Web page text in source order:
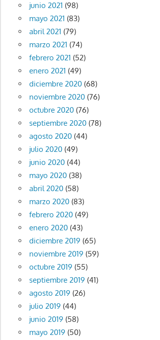
junio 2021 (98)
mayo 2021 (83)
abril 2021 (79)
marzo 2021 (74)
febrero 2021 (52)
enero 2021 (49)
diciembre 2020(68)
noviembre 2020(76)
octubre 2020(76)
septiembre 2020(78)
agosto 2020(44)
julio 2020(49)
junio 2020(44)
mayo 2020(38)
abril 2020(58)
marzo 2020(83)
febrero 2020(49)
enero 2020(43)
diciembre 2019 (65)
noviembre 2019 (59)
octubre 2019 (55)
septiembre 2019 (41)
agosto 2019 (26)
julio 2019 (44)
junio 2019 (58)
mayo 2019 (50)